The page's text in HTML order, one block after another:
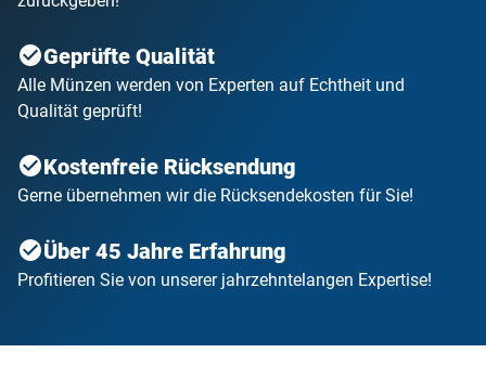
Geprüfte Qualität
Alle Münzen werden von Experten auf Echtheit und
Qualität geprüft!
Kostenfreie Rücksendung
Gerne übernehmen wir die Rücksendekosten für Sie!
Über 45 Jahre Erfahrung
Profitieren Sie von unserer jahrzehntelangen Expertise!